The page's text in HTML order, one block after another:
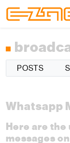
POSTS
Whatsapp
Here are the
messages